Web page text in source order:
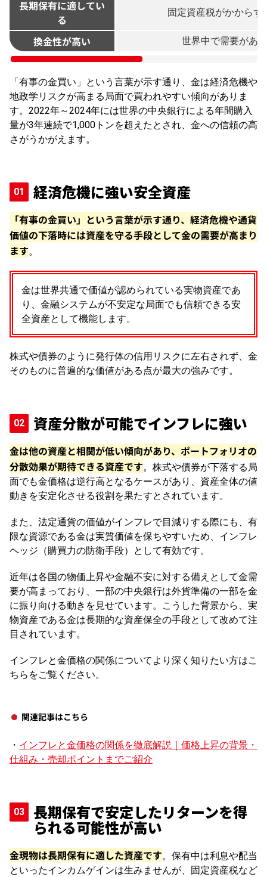
長期保有に適してい
る
固定資産税がかから
換金性が高い 世界中で需要があ
「有事の金買い」という言葉が示す通り、金は経済危機や
地政学リスクが高まる局面で買われやすい傾向がありま
す。2022年～2024年には世界の中央銀行による年間購入
量が3年連続で1,000トンを超えたとされ、金への信頼の高
さがうかがえます。
経済危機に強い安全資産
「有事の金買い」という言葉が示す通り、経済危機や通貨
価値の下落時には資産を守る手段として金の需要が高まり
ます。
金は世界共通で価値が認められている実物資産であ
り、金融システムが不安定な局面でも信頼できる安
全資産として機能します。
株式や債券のように発行体の信用リスクに左右されず、金
そのものに普遍的な価値がある点が最大の強みです。
資産分散が可能でインフレに強い
金は他の資産と相関が低い傾向があり、ポートフォリオの
分散効果が期待できる資産です。株式や債券が下落する局
面でも金価格は逆行高となるケースがあり、資産全体の値
動きを安定化させる役割を果たすとされています。
また、法定通貨の価値がインフレで目減りする際にも、有
限な資源である金は実質価値を保ちやすいため、インフレ
ヘッジ（購買力の防衛手段）として有効です。
近年は各国の物価上昇や金融不安に対する備えとして金需
要が高まっており、一部の中央銀行は外貨準備の一部を金
に振り向ける動きを見せています。こうした背景から、実
物資産である金は長期的な資産保全の手段として改めて注
目されています。
インフレと金価格の関係についてより深く知りたい方はこ
ちらをご覧ください。
関連記事はこちら
・ インフレと金価格の関係を徹底解説｜価格上昇の背景・
仕組み・売却ポイントまでご紹介
長期保有で安定したリターンを得
られる可能性が高い
金現物は長期保有に適した資産です。保有中は利息や配当
といったインカムゲインは生みませんが、固定資産税など